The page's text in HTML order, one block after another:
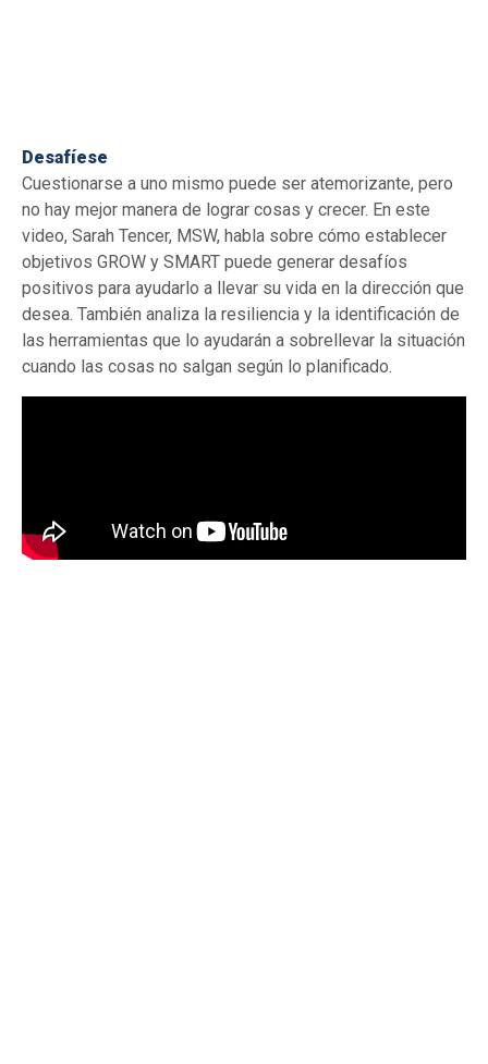
Desafíese
Cuestionarse a uno mismo puede ser atemorizante, pero
no hay mejor manera de lograr cosas y crecer. En este
video, Sarah Tencer, MSW, habla sobre cómo establecer
objetivos GROW y SMART puede generar desafíos
positivos para ayudarlo a llevar su vida en la dirección que
desea. También analiza la resiliencia y la identificación de
las herramientas que lo ayudarán a sobrellevar la situación
cuando las cosas no salgan según lo planificado.